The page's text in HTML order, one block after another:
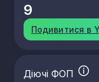
9
Подивитися в
Діючі ФОП